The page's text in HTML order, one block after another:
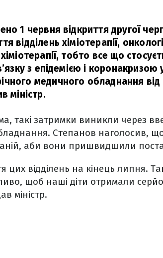
1 червня відкриття другої
відділень хіміотерапії,
тобто все що
з епідемією і
медичного обладнання від
міністр.
такі затримки виникли через
Степанов наголосив,
аби вони пришвидшили
цих відділень на кінець липня.
щоб наші діти отримали
міністр.